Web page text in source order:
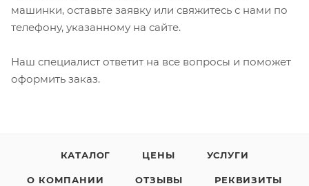
машинки, оставьте заявку или свяжитесь с нами по
телефону, указанному на сайте.
Наш специалист ответит на все вопросы и поможет
оформить заказ.
КАТАЛОГ ЦЕНЫ УСЛУГИ
О КОМПАНИИ ОТЗЫВЫ РЕКВИЗИТЫ